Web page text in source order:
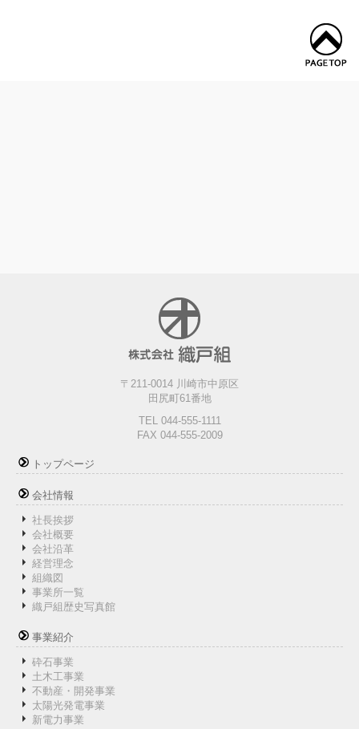
〒211-0014 川崎市中原区
田尻町61番地
TEL 044-555-1111
FAX 044-555-2009
トップページ
会社情報
社長挨拶
会社概要
会社沿革
経営理念
組織図
事業所一覧
織戸組歴史写真館
事業紹介
砕石事業
土木工事業
不動産・開発事業
太陽光発電事業
新電力事業